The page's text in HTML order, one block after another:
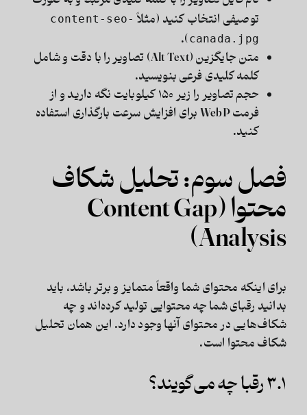
توصیفی انتخاب کنید (مثلاً content-seo-
canada.jpg
).
متن جایگزین (Alt Text) تصاویر را با دقت و شامل
کلمه کلیدی فرعی بنویسید.
حجم تصاویر را زیر ۱۵۰ کیلوبایت نگه دارید و از
فرمت WebP برای افزایش سرعت بارگذاری استفاده
کنید.
فصل سوم: تحلیل شکاف
محتوا (Content Gap
Analysis)
برای اینکه محتوای شما واقعاً متمایز و برتر باشد، باید
بدانید رقبای شما چه محتوایی تولید کرده‌اند و چه
شکاف‌هایی در محتوای آنها وجود دارد. این همانتحلیل
شکاف محتوا است.
۳.۱ رقبا چه می‌گویند؟